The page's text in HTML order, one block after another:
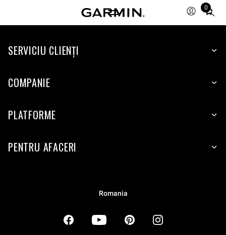
0
Total
items
cart:
SERVICIU CLIENŢI
COMPANIE
PLATFORME
PENTRU AFACERI
Romania